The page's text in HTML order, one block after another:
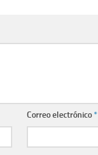
Correo electrónico*